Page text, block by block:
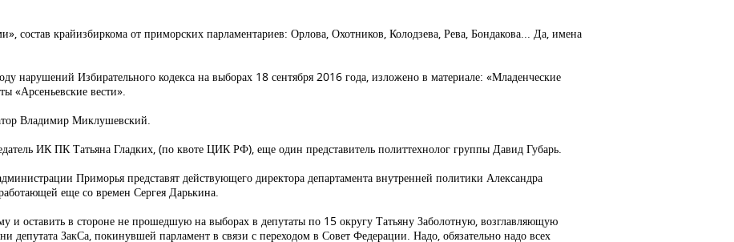
состав крайизбиркома от приморских парламентариев: Орлова, Охотников, Колодзева, Рева, Бондакова... Да, имена
Избирательного кодекса на выборах 18 сентября 2016 года, изложено в материале: «Младенческие
«Арсеньевские вести».
Владимир Миклушевский.
ИК ПК Татьяна Гладких, (по квоте ЦИК РФ), еще один представитель политтехнолог группы Давид Губарь.
Приморья представят действующего директора департамента внутренней политики Александра
еще со времен Сергея Дарькина.
оставить в стороне не прошедшую на выборах в депутаты по 15 округу Татьяну Заболотную, возглавляющую
ЗакСа, покинувшей парламент в связи с переходом в Совет Федерации. Надо, обязательно надо всех